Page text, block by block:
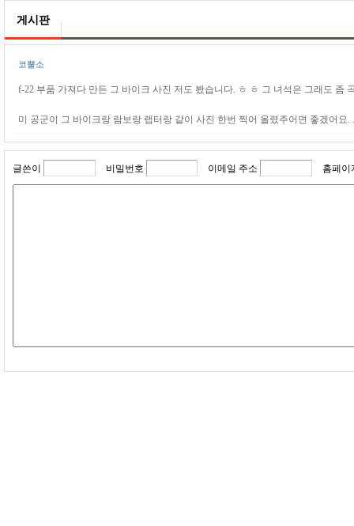
게시판
코뿔소
f-22 부품 가져다 만든 그 바이크 사진 저도 봤습니다. ㅎ ㅎ 그 녀석은 그래도 좀
미 공군이 그 바이크랑 람보랑 랩터랑 같이 사진 한번 찍어 올렸주어면 좋겠어요
글쓴이 비밀번호 이메일 주소 홈페이